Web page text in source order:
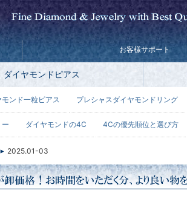
お客様サポート
ダイヤモンドピアス
モンド一粒ピアス プレシャスダイヤモンドリング
ダイヤモンドの4C 4Cの優先順位と選び方
2025.01-03